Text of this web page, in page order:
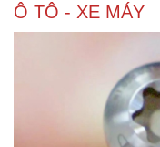
Ô TÔ - XE MÁY